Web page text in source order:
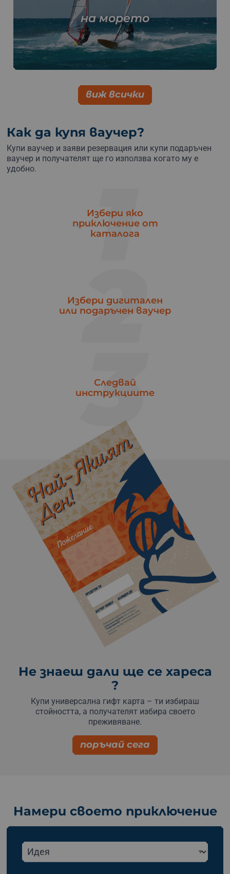
на морето
виж всички
Как да купя ваучер?
Купи ваучер и заяви резервация или купи подаръчен
ваучер и получателят ще го използва когато му е
удобно.
1
Избери яко
приключение от
каталога
2
Избери дигитален
или подаръчен ваучер
3
Следвай
инструкциите
Не знаеш дали ще се хареса
?
Купи универсална гифт карта – ти избираш
стойността, а получателят избира своето
преживяване.
поръчай сега
Намери своето приключение